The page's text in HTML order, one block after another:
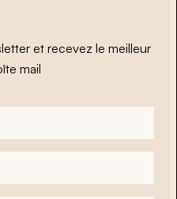
et recevez le meilleur
mail